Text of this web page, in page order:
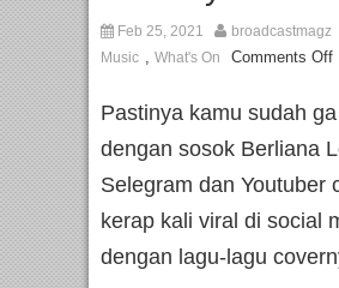
Feb 25, 2021 broadcastmagz
Music , What's On Comments Off
Pastinya kamu sudah
dengan sosok Berliana
Selegram dan Youtuber
kerap kali viral di social
dengan lagu-lagu